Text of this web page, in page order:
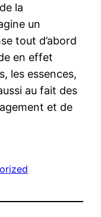
la
un
tout d’abord
en effet
les essences,
au fait des
et de